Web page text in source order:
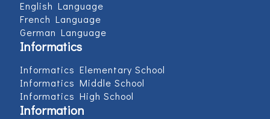
English Language
French Language
German Language
Informatics
Informatics Elementary School
Informatics Middle School
Informatics High School
Information